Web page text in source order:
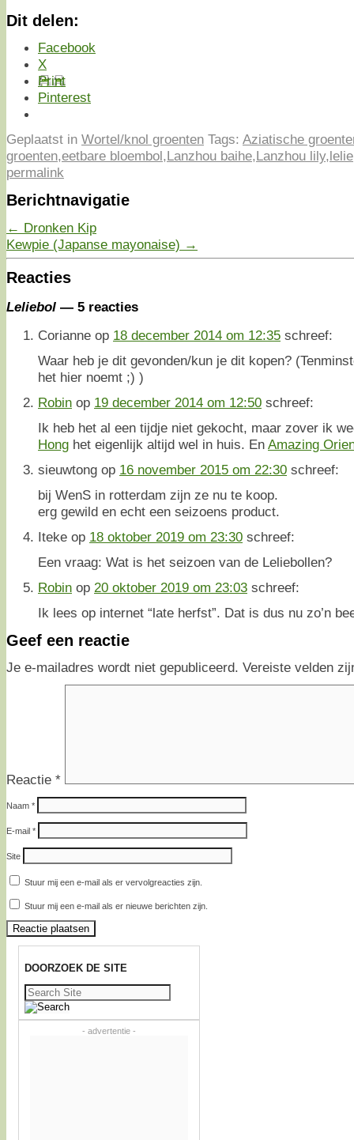
Dit delen:
Facebook
X
Print
Pinterest
Geplaatst in Wortel/knol groenten Tags: Aziatische
groenten,eetbare bloembol,Lanzhou baihe,Lanzhou lily,lelie
permalink
Berichtnavigatie
← Dronken Kip
Kewpie (Japanse mayonaise) →
Reacties
Leliebol — 5 reacties
Corianne op 18 december 2014 om 12:35 schreef:
Waar heb je dit gevonden/kun je dit kopen?
het hier noemt ;) )
Robin op 19 december 2014 om 12:50 schreef:
Ik heb het al een tijdje niet gekocht, maar zover ik
Hong het eigenlijk altijd wel in huis. En Amazing
sieuwtong op 16 november 2015 om 22:30 schreef:
bij WenS in rotterdam zijn ze nu te koop.
erg gewild en echt een seizoens product.
Iteke op 18 oktober 2019 om 23:30 schreef:
Een vraag: Wat is het seizoen van de Leliebollen?
Robin op 20 oktober 2019 om 23:03 schreef:
Ik lees op internet “late herfst”. Dat is dus nu zo’n
Geef een reactie
Je e-mailadres wordt niet gepubliceerd. Vereiste velden
Reactie *
Naam *
E-mail *
Site
Stuur mij een e-mail als er vervolgreacties zijn.
Stuur mij een e-mail als er nieuwe berichten zijn.
DOORZOEK DE SITE
Zoeken
naar:
- advertentie -